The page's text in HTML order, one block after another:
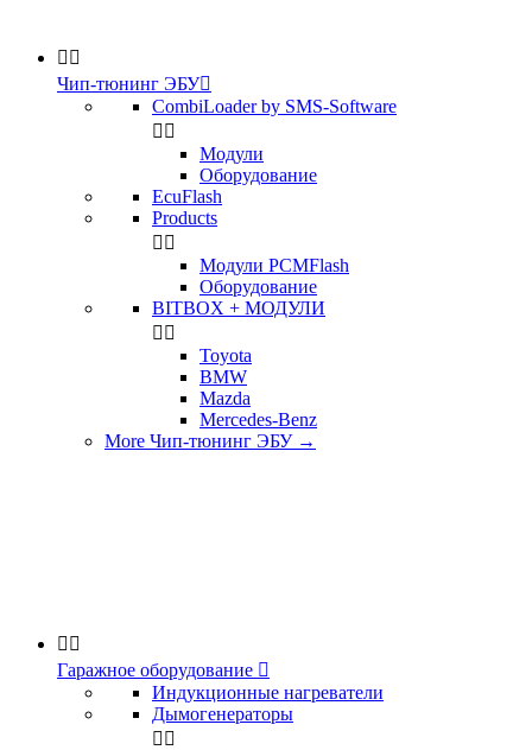
 
Чип-тюнинг ЭБУ
CombiLoader by SMS-Software
 
Модули
Оборудование
EcuFlash
Products
 
Модули PCMFlash
Оборудование
BITBOX + МОДУЛИ
 
Toyota
BMW
Mazda
Mercedes-Benz
More Чип-тюнинг ЭБУ →
 
Гаражное оборудование 
Индукционные нагреватели
Дымогенераторы
 